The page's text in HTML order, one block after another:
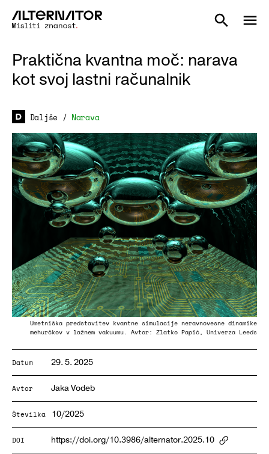
Praktična kvantna moč: narava
kot svoj lastni računalnik
Daljše / Narava
Umetniška predstavitev kvantne simulacije neravnovesne dinamike
mehurčkov v lažnem vakuumu. Avtor: Zlatko Papić, Univerza Leeds
Datum 29. 5. 2025
Avtor Jaka Vodeb
Številka 10/2025
DOI https://doi.org/10.3986/alternator.2025.10